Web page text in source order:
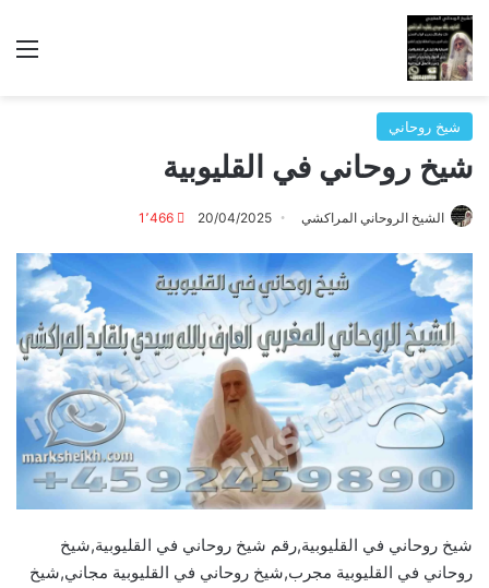
شيخ روحاني
شيخ روحاني في القليوبية
الشيخ الروحاني المراكشي 20/04/2025 1٬466
شيخ روحاني في القليوبية,رقم شيخ روحاني في القليوبية,شيخ
روحاني في القليوبية مجرب,شيخ روحاني في القليوبية مجاني,شيخ